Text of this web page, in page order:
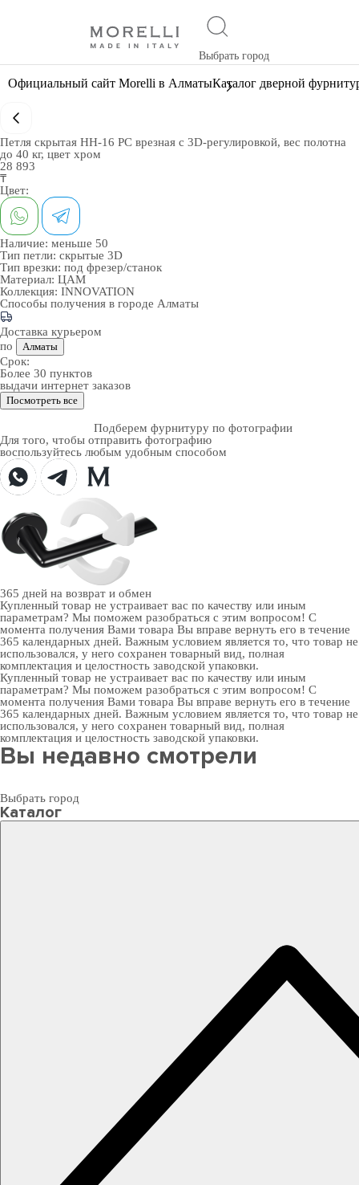
Выбрать город
Официальный сайт Morelli в АлматыКаталог дверной
Петля скрытая HH-16 PC врезная с 3D-регулировкой, вес полотна
до 40 кг, цвет хром
28 893
₸
Цвет:
Наличие: меньше 50
Тип петли: скрытые 3D
Тип врезки: под фрезер/станок
Материал: ЦАМ
Коллекция: INNOVATION
Способы получения в городе Алматы
Доставка курьером
по
Алматы
Срок:
Более 30 пунктов
выдачи интернет заказов
Посмотреть все
Подберем фурнитуру по фотографии
Для того, чтобы отправить фотографию
воспользуйтесь любым удобным способом
365 дней на возврат и обмен
Купленный товар не устраивает вас по качеству или иным
параметрам? Мы поможем разобраться с этим вопросом! С
момента получения Вами товара Вы вправе вернуть его в течение
365 календарных дней. Важным условием является то, что товар не
использовался, у него сохранен товарный вид, полная
комплектация и целостность заводской упаковки.
Купленный товар не устраивает вас по качеству или иным
параметрам? Мы поможем разобраться с этим вопросом! С
момента получения Вами товара Вы вправе вернуть его в течение
365 календарных дней. Важным условием является то, что товар не
использовался, у него сохранен товарный вид, полная
комплектация и целостность заводской упаковки.
Вы недавно смотрели
Выбрать город
Каталог